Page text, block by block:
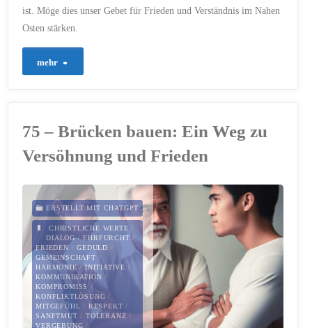
ist. Möge dies unser Gebet für Frieden und Verständnis im Nahen
Osten stärken.
mehr
Israel
im
Angesicht
des
aktuellen
75 – Brücken bauen: Ein Weg zu
Versöhnung und Frieden
ERSTELLT MIT CHATGPT
CHRISTLICHE WERTE /
DIALOG/EHRFURCHT /
FRIEDEN/GEDULD /
GEMEINSCHAFT /
HARMONIE/INITIATIVE /
KOMMUNIKATION /
KOMPROMISS /
KONFLIKTLÖSUNG /
MITGEFÜHL / RESPEKT /
SANFTMUT / TOLERANZ /
VERGEBUNG /